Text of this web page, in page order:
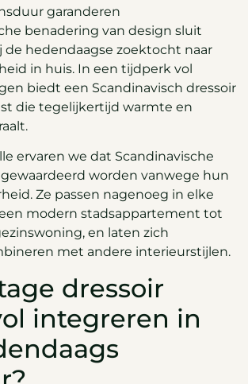
garanderen
benadering van design sluit
de hedendaagse zoektocht naar
in huis. In een tijdperk vol
biedt een Scandinavisch dressoir
die tegelijkertijd warmte en
ervaren we dat Scandinavische
gewaardeerd worden vanwege hun
Ze passen nagenoeg in elke
modern stadsappartement tot
en laten zich
met andere interieurstijlen.
dressoir
integreren in